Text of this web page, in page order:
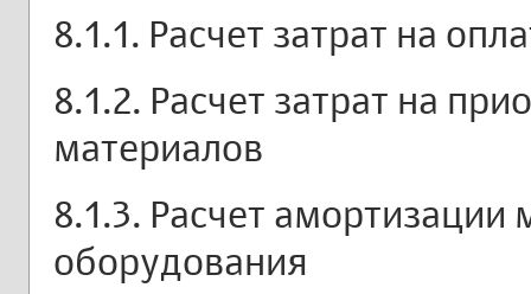
8.1.1. Расчет затрат на
8.1.2. Расчет затрат на
материалов
8.1.3. Расчет амортизации
оборудования